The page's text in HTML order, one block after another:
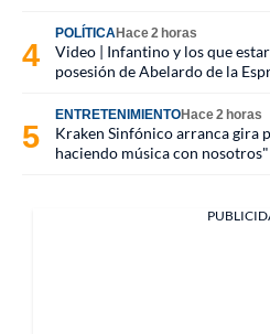
POLÍTICAHace 2 horas
Video | Infantino y los que
posesión de Abelardo de la
ENTRETENIMIENTOHace 2 horas
Kraken Sinfónico arranca gira
haciendo música con nosotros"